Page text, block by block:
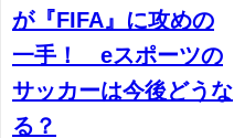
が『FIFA』に攻めの
一手！ eスポーツの
サッカーは今後どうな
る？